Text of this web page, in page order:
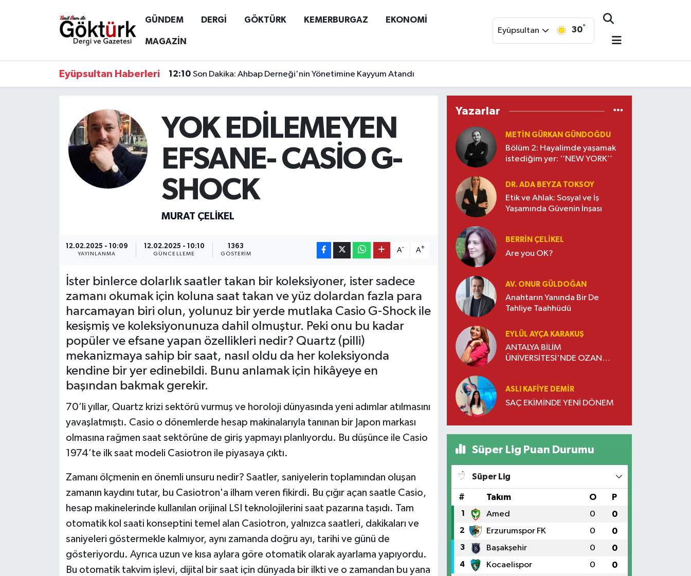
GÜNDEM DERGİ GÖKTÜRK KEMERBURGAZ EKONOMİ
MAGAZİN
Eyüpsultan 30°
Eyüpsultan Haberleri 12:10 Son Dakika: Ahbap Derneği'nin Yönetimine Kayyum Atandı
YOK EDİLEMEYEN
EFSANE- CASİO G-
SHOCK
MURAT ÇELIKEL
12.02.2025 - 10:09
YAYINLANMA
12.02.2025 - 10:10
GÜNCELLEME
1363
GÖSTERIM
A- A+
İster binlerce dolarlık saatler takan bir koleksiyoner, ister sadece
zamanı okumak için koluna saat takan ve yüz dolardan fazla para
harcamayan biri olun, yolunuz bir yerde mutlaka Casio G-Shock ile
kesişmiş ve koleksiyonunuza dahil olmuştur. Peki onu bu kadar
popüler ve efsane yapan özellikleri nedir? Quartz (pilli)
mekanizmaya sahip bir saat, nasıl oldu da her koleksiyonda
kendine bir yer edinebildi. Bunu anlamak için hikâyeye en
başından bakmak gerekir.
70’li yıllar, Quartz krizi sektörü vurmuş ve horoloji dünyasında yeni adımlar atılmasını
yavaşlatmıştı. Casio o dönemlerde hesap makinalarıyla tanınan bir Japon markası
olmasına rağmen saat sektörüne de giriş yapmayı planlıyordu. Bu düşünce ile Casio
1974’te ilk saat modeli Casiotron ile piyasaya çıktı.
Zamanı ölçmenin en önemli unsuru nedir? Saatler, saniyelerin toplamından oluşan
zamanın kaydını tutar, bu Casiotron'a ilham veren fikirdi. Bu çığır açan saatle Casio,
hesap makinelerinde kullanılan orijinal LSI teknolojilerini saat pazarına taşıdı. Tam
otomatik kol saati konseptini temel alan Casiotron, yalnızca saatleri, dakikaları ve
saniyeleri göstermekle kalmıyor, aynı zamanda doğru ayı, tarihi ve günü de
gösteriyordu. Ayrıca uzun ve kısa aylara göre otomatik olarak ayarlama yapıyordu.
Bu otomatik takvim işlevi, dijital bir saat için dünyada bir ilkti ve o zamandan bu yana
Yazarlar
METIN GÜRKAN GÜNDOĞDU
Bölüm 2: Hayalimde yaşamak
istediğim yer: ‘’NEW YORK’’
DR. ADA BEYZA TOKSOY
Etik ve Ahlak: Sosyal ve İş
Yaşamında Güvenin İnşası
BERRIN ÇELIKEL
Are you OK?
AV. ONUR GÜLDOĞAN
Anahtarın Yanında Bir De
Tahliye Taahhüdü
EYLÜL AYÇA KARAKUŞ
ANTALYA BİLİM
ÜNİVERSİTESİ'NDE OZAN
ASLI KAFIYE DEMIR
SAÇ EKİMİNDE YENİ DÖNEM
Süper Lig Puan Durumu
Süper Lig
# Takım O P
1 Amed 0 0
2 Erzurumspor FK 0 0
3 Başakşehir 0 0
4 Kocaelispor 0 0
Anne Çocuk
KEMERBURGAZ
KÜLTÜR - SANAT
MAGAZİN
ÖZEL HABER
TEKNOLOJİ
Eyüpsultan Hava Durumu
Tüm Manşetler
Son Dakika Haberleri
Haber Arşivi